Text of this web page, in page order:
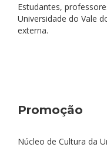
Estudantes,
Universidade do Vale
externa.
Promoção
Núcleo de Cultura da